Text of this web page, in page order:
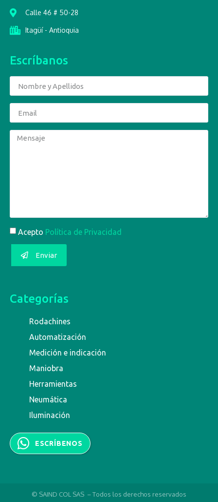
Calle 46 # 50-28
Itagüí - Antioquia
Escríbanos
Acepto Política de Privacidad
Enviar
Categorías
Rodachines
Automatización
Medición e indicación
Maniobra
Herramientas
Neumática
Iluminación
ESCRÍBENOS
© SAIND COL SAS – Todos los derechos reservados